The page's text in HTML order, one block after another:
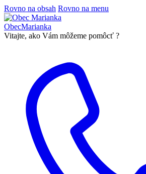
Rovno na obsah Rovno na menu
ObecMarianka
Vitajte, ako Vám môžeme pomôcť ?